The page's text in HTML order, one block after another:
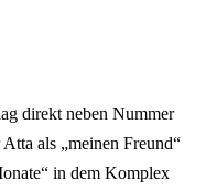
direkt neben Nummer
als „meinen Freund“
in dem Komplex